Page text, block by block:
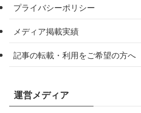
プライバシーポリシー
メディア掲載実績
記事の転載・利用をご希望の方へ
運営メディア